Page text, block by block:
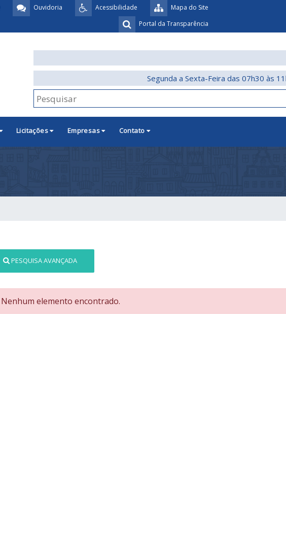
Mapa do Site
Acessibilidade
Ouvidoria
Portal da Transparência
Segunda a Sexta-Feira das 07h30 às
Licitações Empresas Contato
PESQUISA AVANÇADA
Nenhum elemento encontrado.